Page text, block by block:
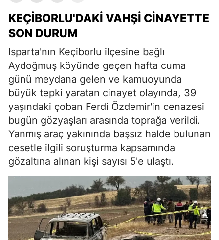
KEÇIBORLU'DAKI VAHŞI CINAYETTE
SON DURUM
Isparta'nın Keçiborlu ilçesine bağlı
Aydoğmuş köyünde geçen hafta cuma
günü meydana gelen ve kamuoyunda
büyük tepki yaratan cinayet olayında, 39
yaşındaki çoban Ferdi Özdemir'in cenazesi
bugün gözyaşları arasında toprağa verildi.
Yanmış araç yakınında başsız halde bulunan
cesetle ilgili soruşturma kapsamında
gözaltına alınan kişi sayısı 5'e ulaştı.